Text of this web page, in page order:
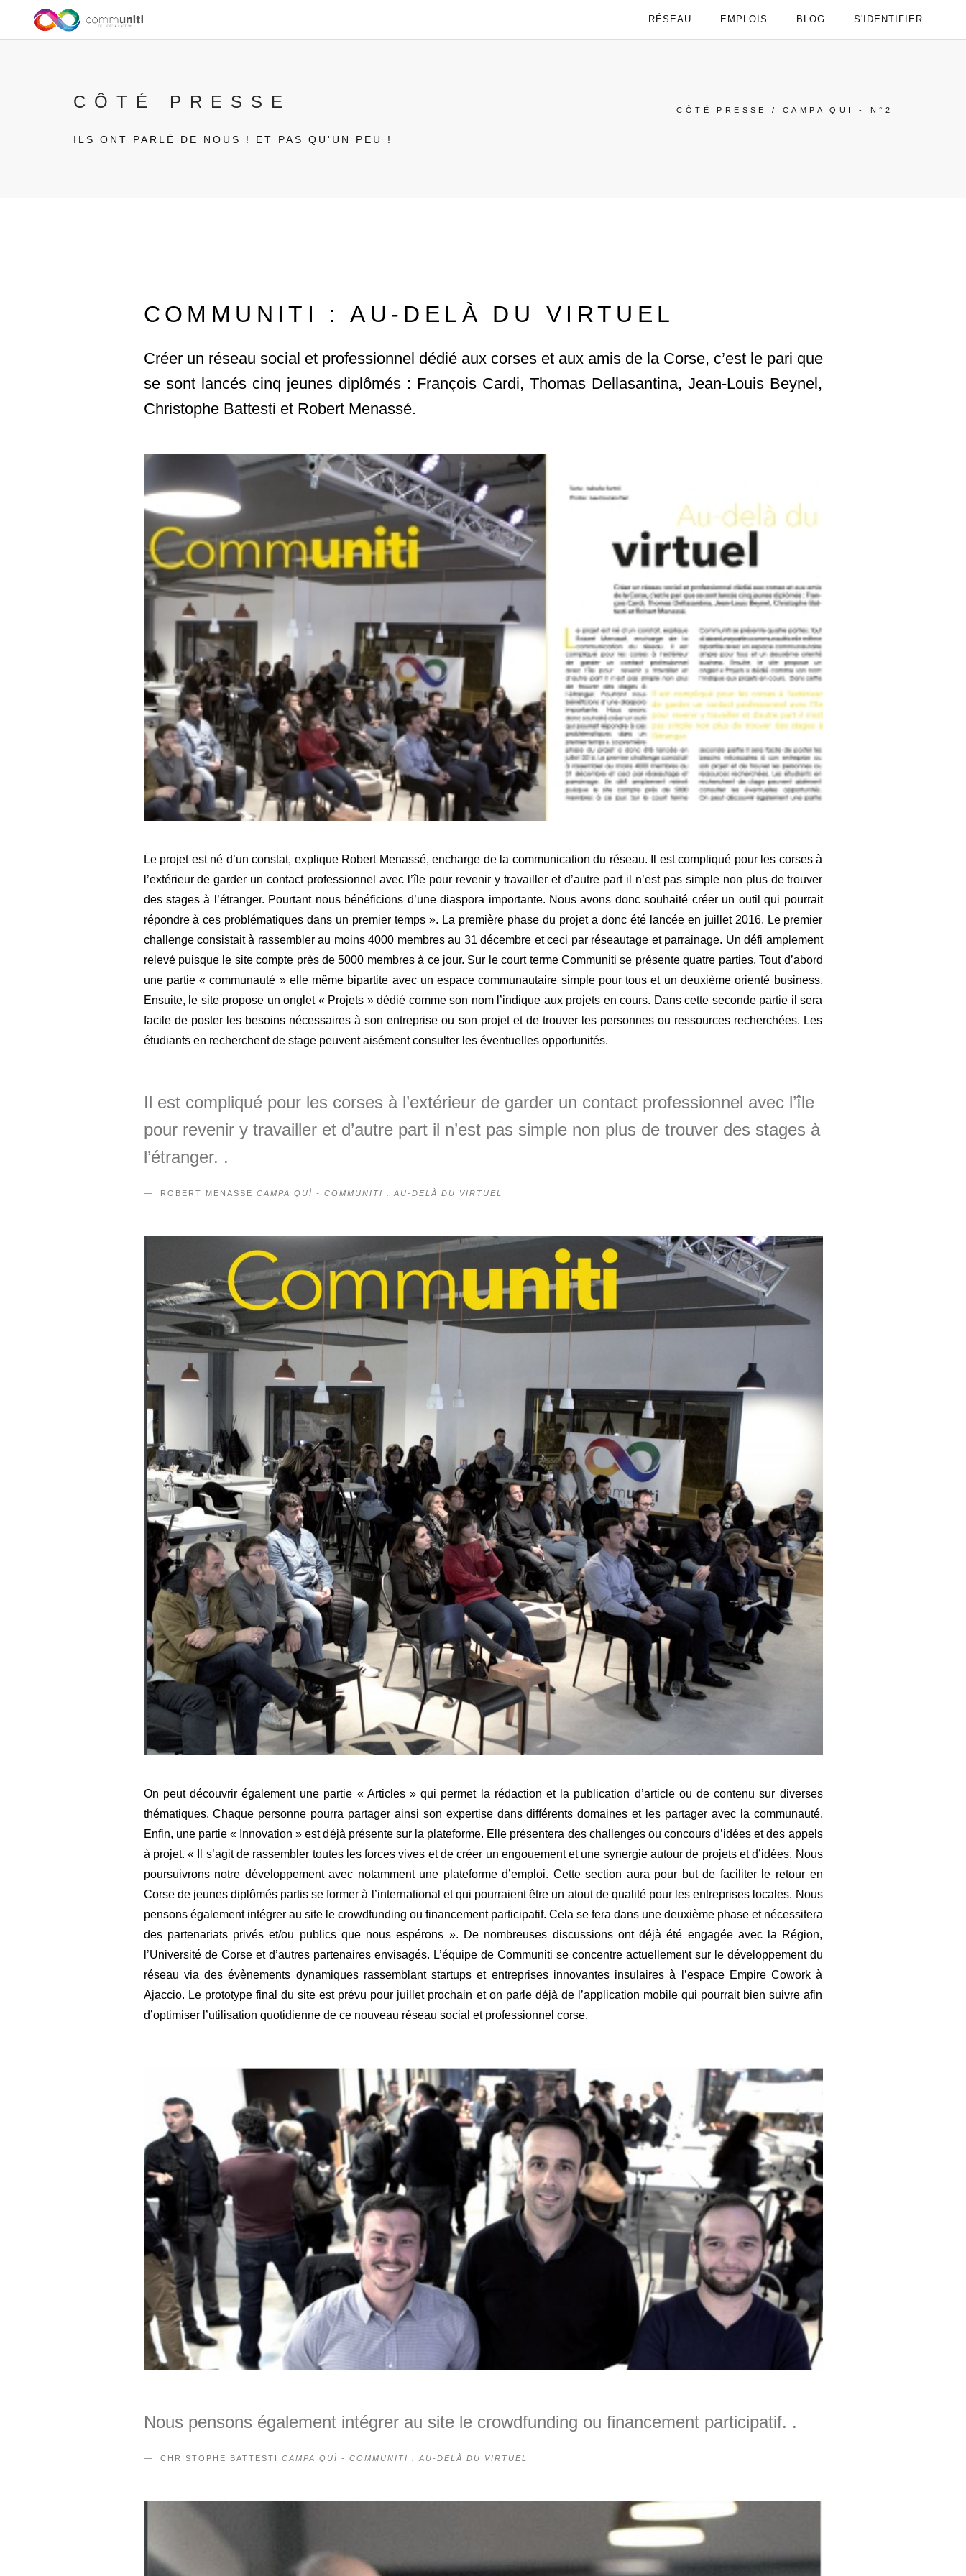
RÉSEAU EMPLOIS BLOG S'IDENTIFIER
CÔTÉ PRESSE
ILS ONT PARLÉ DE NOUS ! ET PAS QU'UN PEU !
CÔTÉ PRESSE / CAMPA QUI - N°2
COMMUNITI : AU-DELÀ DU VIRTUEL
Créer un réseau social et professionnel dédié aux corses et aux amis de la Corse, c’est le pari que
se sont lancés cinq jeunes diplômés : François Cardi, Thomas Dellasantina, Jean-Louis Beynel,
Christophe Battesti et Robert Menassé.
Le projet est né d’un constat, explique Robert Menassé, encharge de la communication du réseau. Il est compliqué pour les corses à
l’extérieur de garder un contact professionnel avec l’île pour revenir y travailler et d’autre part il n’est pas simple non plus de trouver
des stages à l’étranger. Pourtant nous bénéficions d’une diaspora importante. Nous avons donc souhaité créer un outil qui pourrait
répondre à ces problématiques dans un premier temps ». La première phase du projet a donc été lancée en juillet 2016. Le premier
challenge consistait à rassembler au moins 4000 membres au 31 décembre et ceci par réseautage et parrainage. Un défi amplement
relevé puisque le site compte près de 5000 membres à ce jour. Sur le court terme Communiti se présente quatre parties. Tout d’abord
une partie « communauté » elle même bipartite avec un espace communautaire simple pour tous et un deuxième orienté business.
Ensuite, le site propose un onglet « Projets » dédié comme son nom l’indique aux projets en cours. Dans cette seconde partie il sera
facile de poster les besoins nécessaires à son entreprise ou son projet et de trouver les personnes ou ressources recherchées. Les
étudiants en recherchent de stage peuvent aisément consulter les éventuelles opportunités.
Il est compliqué pour les corses à l’extérieur de garder un contact professionnel avec l’île
pour revenir y travailler et d’autre part il n’est pas simple non plus de trouver des stages à
l’étranger. .
ROBERT MENASSE CAMPA QUÌ - COMMUNITI : AU-DELÀ DU VIRTUEL
On peut découvrir également une partie « Articles » qui permet la rédaction et la publication d’article ou de contenu sur diverses
thématiques. Chaque personne pourra partager ainsi son expertise dans différents domaines et les partager avec la communauté.
Enfin, une partie « Innovation » est déjà présente sur la plateforme. Elle présentera des challenges ou concours d’idées et des appels
à projet. « Il s’agit de rassembler toutes les forces vives et de créer un engouement et une synergie autour de projets et d’idées. Nous
poursuivrons notre développement avec notamment une plateforme d’emploi. Cette section aura pour but de faciliter le retour en
Corse de jeunes diplômés partis se former à l’international et qui pourraient être un atout de qualité pour les entreprises locales. Nous
pensons également intégrer au site le crowdfunding ou financement participatif. Cela se fera dans une deuxième phase et nécessitera
des partenariats privés et/ou publics que nous espérons ». De nombreuses discussions ont déjà été engagée avec la Région,
l’Université de Corse et d’autres partenaires envisagés. L’équipe de Communiti se concentre actuellement sur le développement du
réseau via des évènements dynamiques rassemblant startups et entreprises innovantes insulaires à l’espace Empire Cowork à
Ajaccio. Le prototype final du site est prévu pour juillet prochain et on parle déjà de l’application mobile qui pourrait bien suivre afin
d’optimiser l’utilisation quotidienne de ce nouveau réseau social et professionnel corse.
Nous pensons également intégrer au site le crowdfunding ou financement participatif. .
CHRISTOPHE BATTESTI CAMPA QUÌ - COMMUNITI : AU-DELÀ DU VIRTUEL